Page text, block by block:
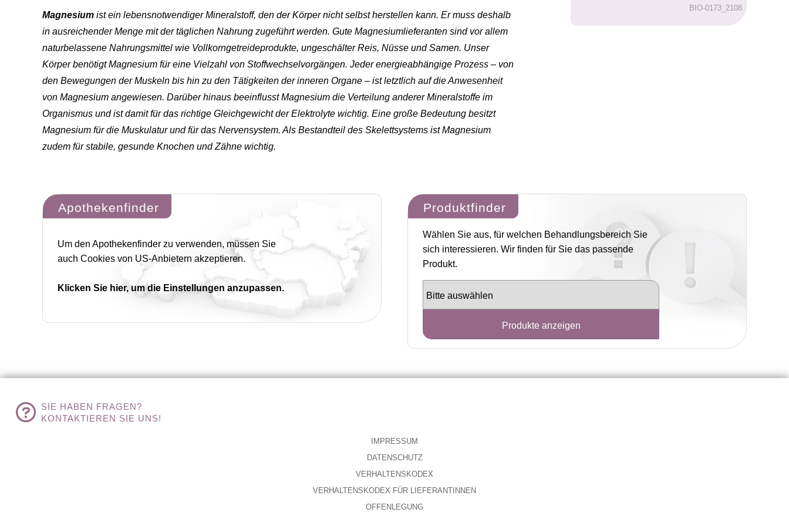
Magnesium ist ein lebensnotwendiger Mineralstoff, den der Körper nicht selbst herstellen kann. Er muss deshalb
in ausreichender Menge mit der täglichen Nahrung zugeführt werden. Gute Magnesiumlieferanten sind vor allem
naturbelassene Nahrungsmittel wie Vollkorngetreideprodukte, ungeschälter Reis, Nüsse und Samen. Unser
Körper benötigt Magnesium für eine Vielzahl von Stoffwechselvorgängen. Jeder energieabhängige Prozess – von
den Bewegungen der Muskeln bis hin zu den Tätigkeiten der inneren Organe – ist letztlich auf die Anwesenheit
von Magnesium angewiesen. Darüber hinaus beeinflusst Magnesium die Verteilung anderer Mineralstoffe im
Organismus und ist damit für das richtige Gleichgewicht der Elektrolyte wichtig. Eine große Bedeutung besitzt
Magnesium für die Muskulatur und für das Nervensystem. Als Bestandteil des Skelettsystems ist Magnesium
zudem für stabile, gesunde Knochen und Zähne wichtig.
BIO-0173_2108
Apothekenfinder
Um den Apothekenfinder zu verwenden, müssen Sie
auch Cookies von US-Anbietern akzeptieren.
Klicken Sie hier, um die Einstellungen anzupassen.
Produktfinder
Wählen Sie aus, für welchen Behandlungsbereich Sie
sich interessieren. Wir finden für Sie das passende
Produkt.
Produkte anzeigen
SIE HABEN FRAGEN?
KONTAKTIEREN SIE UNS!
IMPRESSUM
DATENSCHUTZ
VERHALTENSKODEX
VERHALTENSKODEX FÜR LIEFERANTINNEN
OFFENLEGUNG